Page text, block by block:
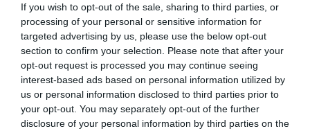
If you wish to opt-out of the sale, sharing to third parties, or
processing of your personal or sensitive information for
targeted advertising by us, please use the below opt-out
section to confirm your selection. Please note that after your
opt-out request is processed you may continue seeing
interest-based ads based on personal information utilized by
us or personal information disclosed to third parties prior to
your opt-out. You may separately opt-out of the further
disclosure of your personal information by third parties on the
Hyönteisen muodonvaihdos? ”Se muna, kuoriutuu,
imetys, aikuinen kärpänen.”
“Visentti on vihree nyrsijä.”
Mitä tarkoitetaan yhteyttämisellä?”Kasvit menee yhteen ja
tekee tärkkelystä.”